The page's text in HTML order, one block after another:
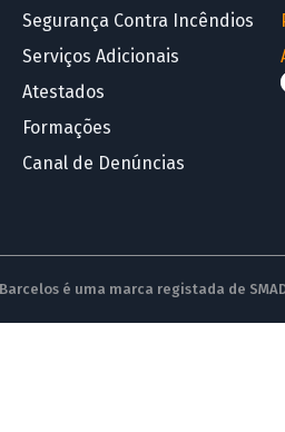
Segurança Contra Incêndios
Serviços Adicionais
Atestados
Formações
Canal de Denúncias
é uma marca registada de